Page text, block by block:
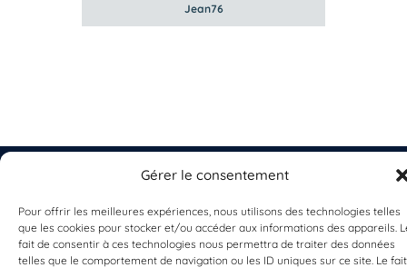
Gérer le consentement
Pour offrir les meilleures expériences, nous utilisons des technologies telles
que les cookies pour stocker et/ou accéder aux informations des appareils.
fait de consentir à ces technologies nous permettra de traiter des données
telles que le comportement de navigation ou les ID uniques sur ce site. Le fait
Jean76
EST UN PROGRAMME DE